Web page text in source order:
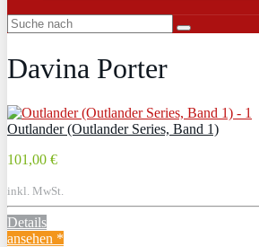
Davina Porter
Outlander (Outlander Series, Band 1)
101,00 €
inkl. MwSt.
Details
ansehen *